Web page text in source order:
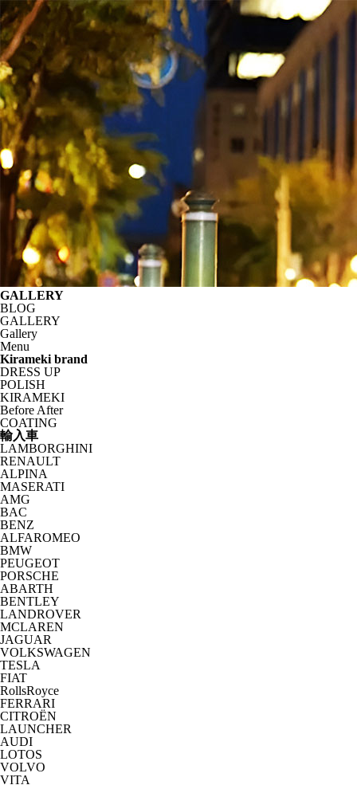
GALLERY
BLOG
GALLERY
Gallery
Menu
Kirameki brand
DRESS UP
POLISH
KIRAMEKI
Before After
COATING
輸入車
LAMBORGHINI
RENAULT
ALPINA
MASERATI
AMG
BAC
BENZ
ALFAROMEO
BMW
PEUGEOT
PORSCHE
ABARTH
BENTLEY
LANDROVER
MCLAREN
JAGUAR
VOLKSWAGEN
TESLA
FIAT
RollsRoyce
FERRARI
CITROËN
LAUNCHER
AUDI
LOTOS
VOLVO
VITA